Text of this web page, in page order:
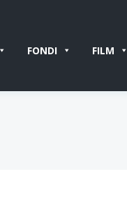
FONDI FILM